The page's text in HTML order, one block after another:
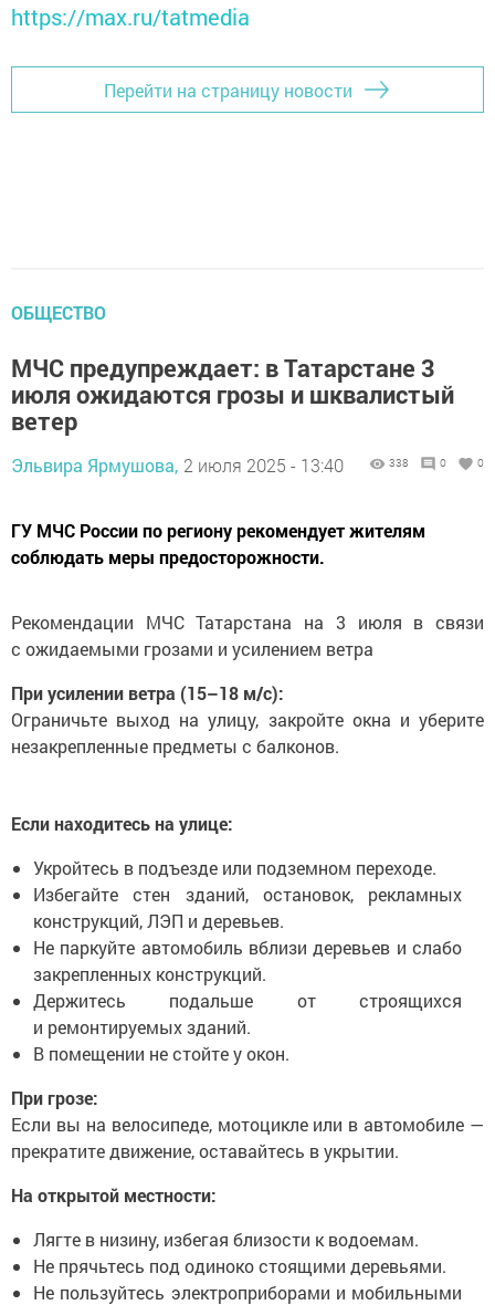
https://max.ru/tatmedia
Перейти на страницу новости
ОБЩЕСТВО
МЧС предупреждает: в Татарстане 3
июля ожидаются грозы и шквалистый
ветер
Эльвира Ярмушова, 2 июля 2025 - 13:40 338 0 0
ГУ МЧС России по региону рекомендует жителям
соблюдать меры предосторожности.
Рекомендации МЧС Татарстана на 3 июля в связи
с ожидаемыми грозами и усилением ветра
При усилении ветра (15–18 м/с):
Ограничьте выход на улицу, закройте окна и уберите
незакрепленные предметы с балконов.
Если находитесь на улице:
Укройтесь в подъезде или подземном переходе.
Избегайте стен зданий, остановок, рекламных
конструкций, ЛЭП и деревьев.
Не паркуйте автомобиль вблизи деревьев и слабо
закрепленных конструкций.
Держитесь подальше от строящихся
и ремонтируемых зданий.
В помещении не стойте у окон.
При грозе:
Если вы на велосипеде, мотоцикле или в автомобиле —
прекратите движение, оставайтесь в укрытии.
На открытой местности:
Лягте в низину, избегая близости к водоемам.
Не прячьтесь под одиноко стоящими деревьями.
Не пользуйтесь электроприборами и мобильными